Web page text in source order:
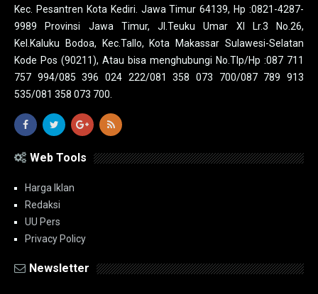
Kec. Pesantren Kota Kediri. Jawa Timur 64139, Hp :0821-4287-
9989 Provinsi Jawa Timur, Jl.Teuku Umar XI Lr.3 No.26,
Kel.Kaluku Bodoa, Kec.Tallo, Kota Makassar Sulawesi-Selatan
Kode Pos (90211), Atau bisa menghubungi No.Tlp/Hp :087 711
757 994/085 396 024 222/081 358 073 700/087 789 913
535/081 358 073 700.
Web Tools
Harga Iklan
Redaksi
UU Pers
Privacy Policy
Newsletter